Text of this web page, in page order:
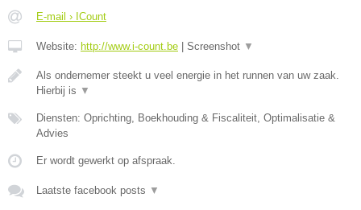
E-mail › ICount
Website: http://www.i-count.be Screenshot ▼
Als ondernemer steekt u veel energie in het runnen van uw zaak.
Hierbij is ▼
Diensten: Oprichting, Boekhouding & Fiscaliteit, Optimalisatie &
Advies
Er wordt gewerkt op afspraak.
Laatste facebook posts ▼